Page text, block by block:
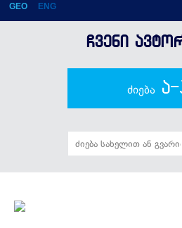
GEO ENG
ᲩᲕᲔᲜᲘ
ძიება ა-